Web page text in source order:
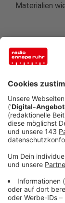
Materialien
Naturkurs mit
Start: 19.05.21
Alter: 6-14
Kosten:
Wie oft: nur 2
Mittwochs:
Wir gehen in
der Aerosole.